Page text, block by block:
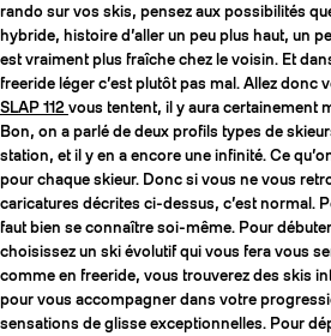
rando sur vos skis, pensez aux possibilités
hybride, histoire d’aller un peu plus haut, un
est vraiment plus fraîche chez le voisin. Et
freeride léger c’est plutôt pas mal. Allez donc
SLAP 112 vous tentent, il y aura certainement
Bon, on a parlé de deux profils types de
station, et il y en a encore une infinité. Ce
pour chaque skieur. Donc si vous ne vous
caricatures décrites ci-dessus, c’est normal.
faut bien se connaître soi-même. Pour
choisissez un ski évolutif qui vous fera vous
comme en freeride, vous trouverez des skis
pour vous accompagner dans votre
sensations de glisse exceptionnelles. Pour